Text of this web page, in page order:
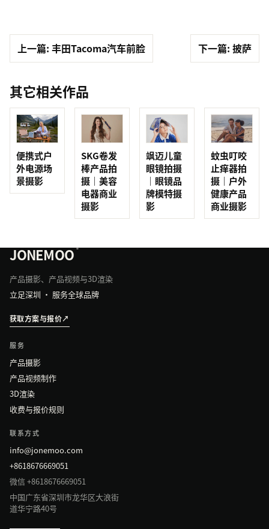
上一篇: 丰田Tacoma汽车前脸 下一篇: 披萨
其它相关作品
便携式户
外电源场
景摄影
SKG卷发
棒产品拍
摄｜美容
电器商业
摄影
飒迈儿童
眼镜拍摄
｜眼镜品
牌模特摄
影
蚊虫叮咬
止痒器拍
摄｜户外
健康产品
商业摄影
JONEMOO ®
产品摄影、产品视频与3D渲染
立足深圳 · 服务全球品牌
获取方案与报价↗
服务
产品摄影
产品视频制作
3D渲染
收费与报价规则
联系方式
info@jonemoo.com
+8618676669051
微信 +8618676669051
中国广东省深圳市龙华区大浪街
道华宁路40号